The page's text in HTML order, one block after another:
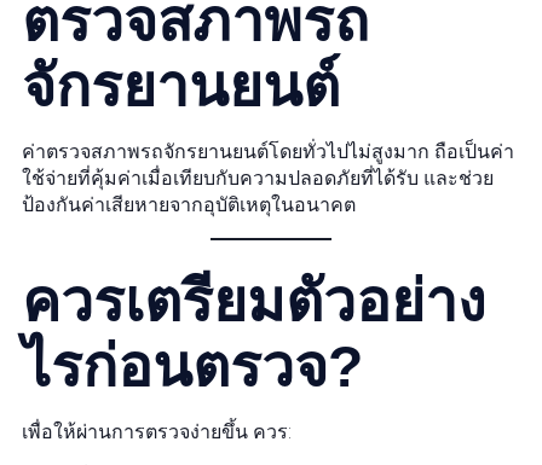
ตรวจสภาพรถ
จักรยานยนต์
ค่าตรวจสภาพรถจักรยานยนต์โดยทั่วไปไม่สูงมาก ถือเป็นค่า
ใช้จ่ายที่คุ้มค่าเมื่อเทียบกับความปลอดภัยที่ได้รับ และช่วย
ป้องกันค่าเสียหายจากอุบัติเหตุในอนาคต
ควรเตรียมตัวอย่าง
ไรก่อนตรวจ?
เพื่อให้ผ่านการตรวจง่ายขึ้น ควร: